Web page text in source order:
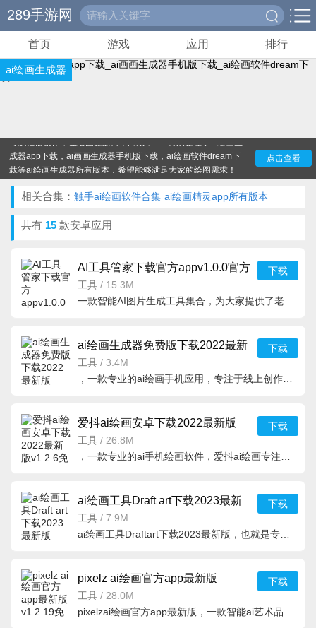
289手游网
首页 游戏 应用 排行
ai绘画生成器
ai绘画生成器app下载合集分享给大家，一款智能ai绘画生
可以轻松创作，让绘图更加简单高效，289特别整理了ai绘画生
成器app下载，ai画画生成器手机版下载，ai绘画软件dream下
载等ai绘画生成器所有版本，希望能够满足大家的绘图需求！
点击查看
相关合集： 触手ai绘画软件合集 ai绘画精灵app所有版本
共有 15 款安卓应用
AI工具管家下载官方appv1.0.0官方
版
工具 / 15.3M
下载
ai绘画生成器免费版下载2022最新
版v1.0.0中文官方版
工具 / 3.4M
下载
爱抖ai绘画安卓下载2022最新版
v1.2.6免费版
工具 / 26.8M
下载
ai绘画工具Draft art下载2023最新
版v1.5.1中文免费版
工具 / 7.9M
下载
pixelz ai绘画官方app最新版
v1.2.19免费中文版
工具 / 28.0M
下载